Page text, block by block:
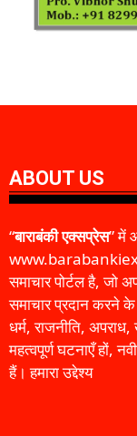
ABOUT US
“बाराबंकी एक्सप्रेस” में
समाचार पोर्टल है, जो
समाचार प्रदान करने के
धर्म, राजनीति,
महत्वपूर्ण घटनाएँ हों,
हैं। हमारा उद्देश्य